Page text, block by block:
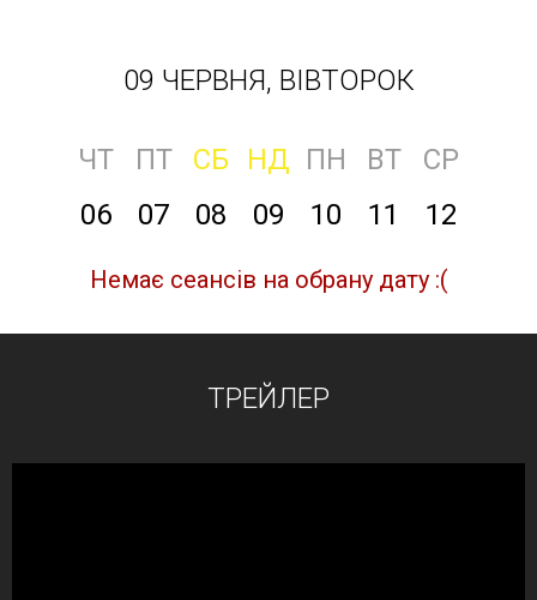
09 ЧЕРВНЯ, ВІВТОРОК
ЧТ ПТ СБ НД ПН ВТ
СР
06
07 08 09 10 11 12
Немає сеансів на обрану дату :(
ТРЕЙЛЕР